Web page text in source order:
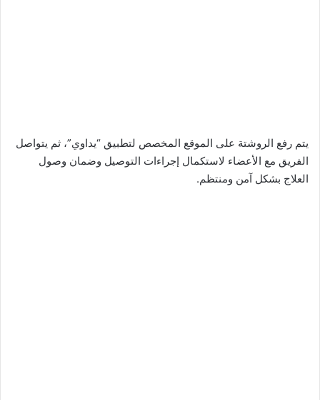
يتم رفع الروشتة على الموقع المخصص لتطبيق “يداوي”، ثم يتواصل
الفريق مع الأعضاء لاستكمال إجراءات التوصيل وضمان وصول
العلاج بشكل آمن ومنتظم.